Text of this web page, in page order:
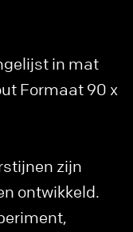
in mat
Formaat 90 x
zijn
ontwikkeld.